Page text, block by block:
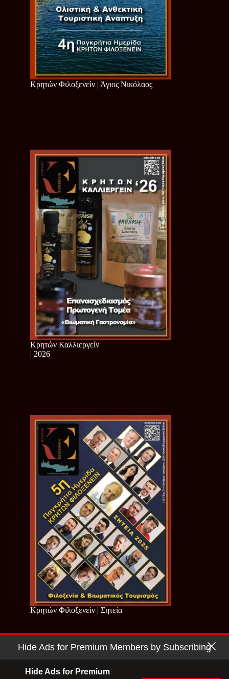
Κρητών Φιλοξενείν | Άγιος Νικόλαος
Κρητών Καλλιεργείν
| 2026
Κρητών Φιλοξενείν | Σητεία
Copyright © 2026 - Cretan Business | Κρητών Επιχειρείν
Hide Ads for Premium Members by Subscribing
Hide Ads for Premium